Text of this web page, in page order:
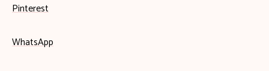
Pinterest
WhatsApp